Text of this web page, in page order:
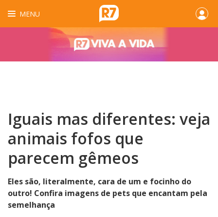
MENU
Iguais mas diferentes: veja
animais fofos que
parecem gêmeos
Eles são, literalmente, cara de um e focinho do
outro! Confira imagens de pets que encantam pela
semelhança